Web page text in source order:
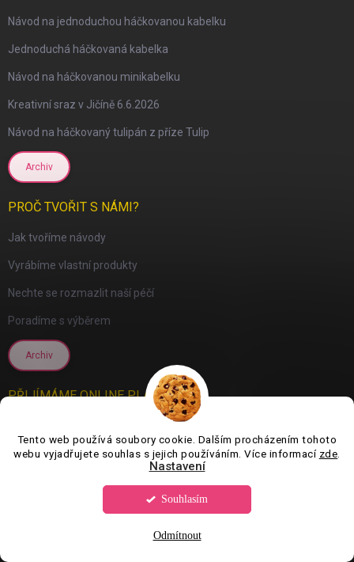
Tento web používá soubory cookie. Dalším procházením tohoto
webu vyjadřujete souhlas s jejich používáním. Více informací zde
Nastavení
Odmítnout
Souhlasím
Návod na jednoduchou háčkovanou kabelku
Jednoduchá háčkovaná kabelka
Návod na háčkovanou minikabelku
Kreativní sraz v Jičíně 6.6.2026
Návod na háčkovaný tulipán z příze Tulip
Archiv
PROČ TVOŘIT S NÁMI?
Jak tvoříme návody
Vyrábíme vlastní produkty
Nechte se rozmazlit naší péčí
Poradíme s výběrem
Archiv
PŘIJÍMÁME ONLINE PLATBY